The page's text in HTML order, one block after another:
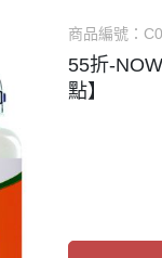
商品編號：
55折-
點】